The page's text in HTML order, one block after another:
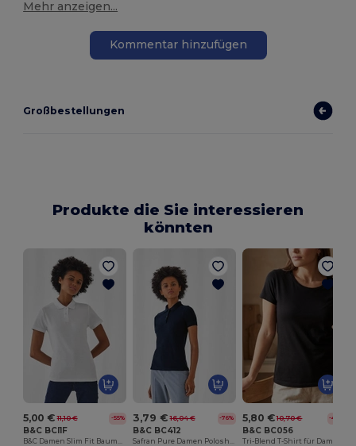
Mehr anzeigen...
Kommentar hinzufügen
Großbestellungen
Produkte die Sie interessieren
könnten
5,00 € 11,10 € -55%
B&C BCI1F
3,79 € 16,04 € -76%
B&C BC412
5,80 € 10,70 € -46%
B&C BC056
Tri-Blend T-Shirt für Damen